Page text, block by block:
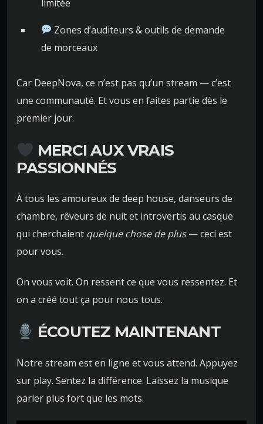
limitée
Zones d’auditeurs & outils de demande
de morceaux
Car DeepNova, ce n’est pas qu’un stream — c’est
une communauté. Et vous en faites partie dès le
premier jour.
MERCI AUX VRAIS
PASSIONNÉS
À tous les amoureux de deep house, danseurs de
chambre, rêveurs de nuit et introvertis au casque
qui cherchaient quelque chose de plus— ceci est
pour vous.
On vous voit. On ressent ce que vous ressentez. Et
on a créé tout ça pour nous tous.
ÉCOUTEZ MAINTENANT
Notre stream est en ligne et vous attend. Appuyez
sur play. Sentez la différence. Laissez la musique
parler plus fort que les mots.